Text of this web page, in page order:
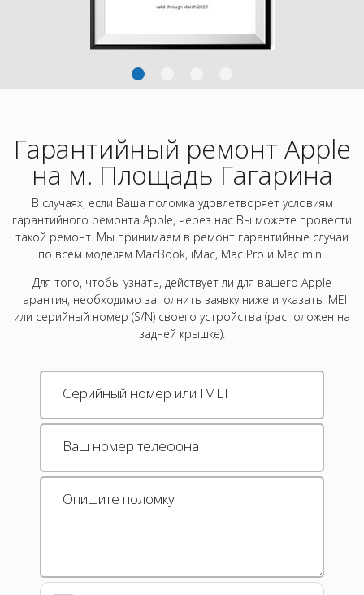
Гарантийный ремонт Apple
на м. Площадь Гагарина
В случаях, если Ваша поломка удовлетворяет условиям
гарантийного ремонта Apple, через нас Вы можете провести
такой ремонт. Мы принимаем в ремонт гарантийные случаи
по всем моделям MacBook, iMac, Mac Pro и Mac mini.
Для того, чтобы узнать, действует ли для вашего Apple
гарантия, необходимо заполнить заявку ниже и указать IMEI
или серийный номер (S/N) своего устройства (расположен на
задней крышке).